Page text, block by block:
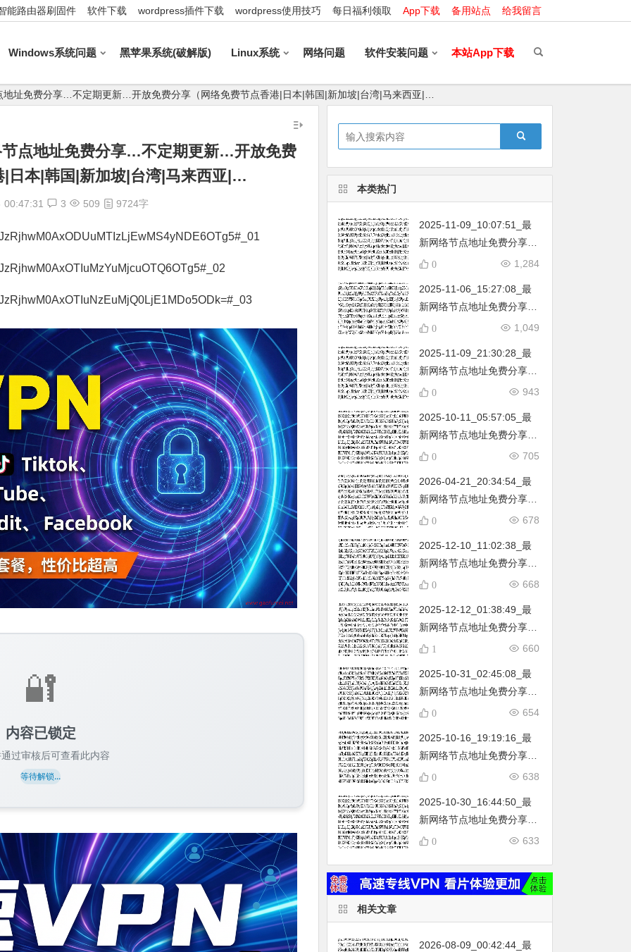
能路由器刷固件 软件下载 wordpress插件下载 wordpress使用技巧 每日福利领取 App下载 备用站点 给我留言
Windows系统问题 黑苹果系统(破解版) Linux系统 网络问题 软件安装问题 本站App下载
址免费分享…不定期更新…开放免费分享（网络免费节点香港|日本|韩国|新加坡|台湾|马来西亚|…
节点地址免费分享…不定期更新…开放免费
|日本|韩国|新加坡|台湾|马来西亚|…
00:47:31 3 509 9724字
🔐
内容已锁定
过审核后可查看此内容
等待解锁...
本类热门
2025-11-09_10:07:51_最
新网络节点地址免费分享…
不定期更新…开放免费分享
韩国|新加坡|台湾|马来西亚|
…
1,284
0
2025-11-06_15:27:08_最
新网络节点地址免费分享…
不定期更新…开放免费分享
韩国|新加坡|台湾|马来西亚|
…
1,049
0
2025-11-09_21:30:28_最
新网络节点地址免费分享…
不定期更新…开放免费分享
韩国|新加坡|台湾|马来西亚|
…
943
0
2025-10-11_05:57:05_最
新网络节点地址免费分享…
不定期更新…开放免费分享
韩国|新加坡|台湾|马来西亚|
…
705
0
2026-04-21_20:34:54_最
新网络节点地址免费分享…
不定期更新…开放免费分享
韩国|新加坡|台湾|马来西亚|
…
678
0
2025-12-10_11:02:38_最
新网络节点地址免费分享…
不定期更新…开放免费分享
韩国|新加坡|台湾|马来西亚|
…
668
0
2025-12-12_01:38:49_最
新网络节点地址免费分享…
不定期更新…开放免费分享
韩国|新加坡|台湾|马来西亚|
…
660
1
2025-10-31_02:45:08_最
新网络节点地址免费分享…
不定期更新…开放免费分享
韩国|新加坡|台湾|马来西亚|
…
654
0
2025-10-16_19:19:16_最
新网络节点地址免费分享…
不定期更新…开放免费分享
韩国|新加坡|台湾|马来西亚|
…
638
0
2025-10-30_16:44:50_最
新网络节点地址免费分享…
不定期更新…开放免费分享
韩国|新加坡|台湾|马来西亚|
…
633
0
相关文章
2026-08-09_00:42:44_最